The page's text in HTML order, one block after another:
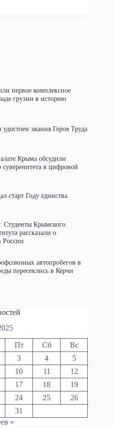
первое комплексное
грузин в историю
звания Героя Труда
Крыма обсудили
в цифровой
старт Году единства
Студенты Крымского
рассказали о
России
автопробегов в
пересеклись в Керчи
Пт Сб
Вс
3 4
5
10 11
12
17 18
19
24 25
26
31
»